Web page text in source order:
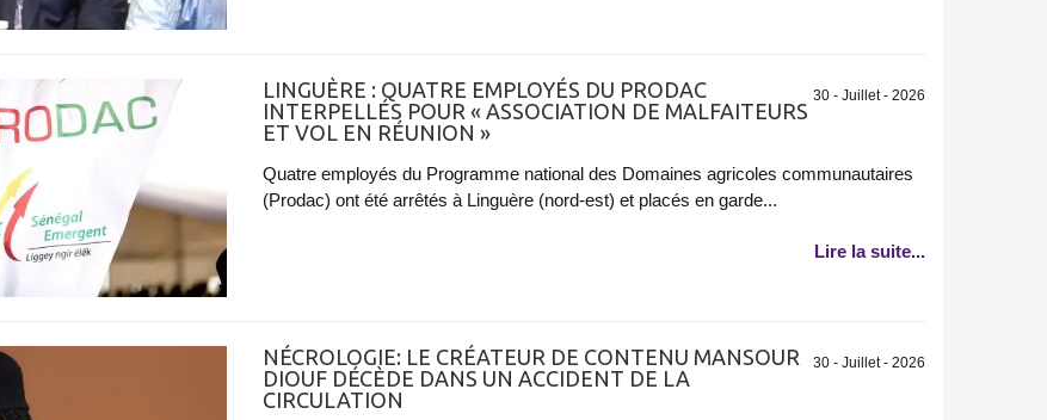
30 - Juillet - 2026
​LINGUÈRE : QUATRE EMPLOYÉS DU PRODAC
INTERPELLÉS POUR « ASSOCIATION DE MALFAITEURS
ET VOL EN RÉUNION »
Quatre employés du Programme national des Domaines agricoles communautaires
(Prodac) ont été arrêtés à Linguère (nord-est) et placés en garde...
Lire la suite...
30 - Juillet - 2026
NÉCROLOGIE: LE CRÉATEUR DE CONTENU MANSOUR
DIOUF DÉCÈDE DANS UN ACCIDENT DE LA
CIRCULATION